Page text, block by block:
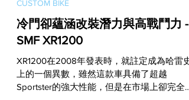
Feb 27, 2025
CUSTOM BIKE
冷門卻蘊涵改裝潛力與高戰鬥力 -
SMF XR1200